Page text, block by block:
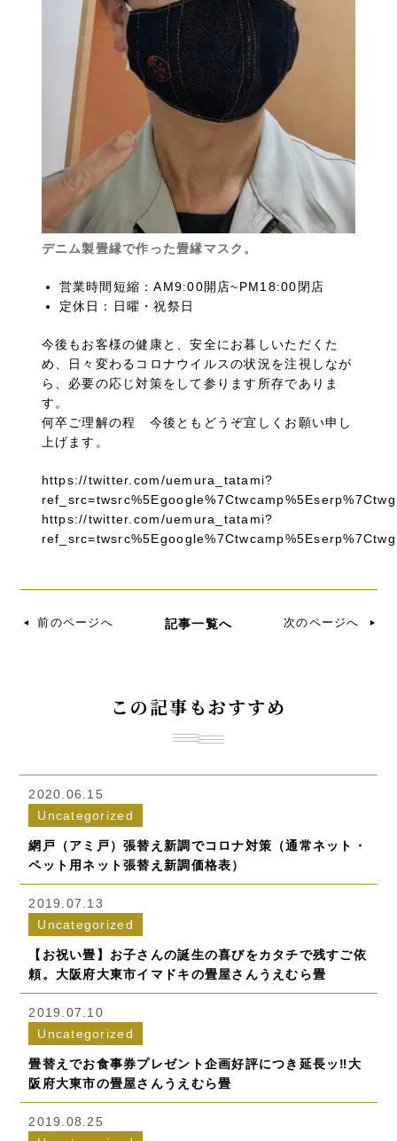
デニム製畳縁で作った畳縁マスク。
営業時間短縮：AM9:00開店~PM18:00閉店
定休日：日曜・祝祭日
今後もお客様の健康と、安全にお暮しいただくた
め、日々変わるコロナウイルスの状況を注視しなが
ら、必要の応じ対策をして参ります所存でありま
す。
何卒ご理解の程 今後ともどうぞ宜しくお願い申し
上げます。
https://twitter.com/uemura_tatami?
https://twitter.com/uemura_tatami?
前のページへ 記事一覧へ 次のページへ
この記事もおすすめ
2020.06.15
Uncategorized
網戸（アミ戸）張替え新調でコロナ対策（通常ネット・
ペット用ネット張替え新調価格表）
2019.07.13
Uncategorized
【お祝い畳】お子さんの誕生の喜びをカタチで残すご依
頼。大阪府大東市イマドキの畳屋さんうえむら畳
2019.07.10
Uncategorized
畳替えでお食事券プレゼント企画好評につき延長ッ‼大
阪府大東市の畳屋さんうえむら畳
2019.08.25